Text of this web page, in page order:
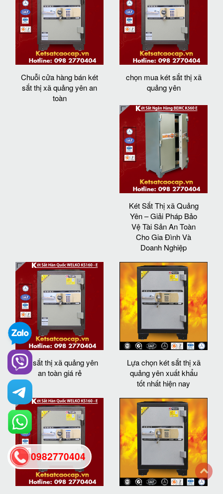
Chuỗi cửa hàng bán két
sắt thị xã quảng yên an
toàn
chọn mua két sắt thị xã
quảng yên
Két Sắt Thị xã Quảng
Yên – Giải Pháp Bảo
Vệ Tài Sản An Toàn
Cho Gia Đình Và
Doanh Nghiệp
két sắt thị xã quảng yên
an toàn giá rẻ
Lựa chọn két sắt thị xã
quảng yên xuất khẩu
tốt nhất hiện nay
0982770404
back